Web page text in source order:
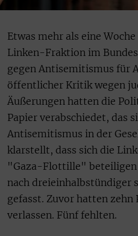
Etwas mehr als eine
Linken-Fraktion im
gegen Antisemitismus für
öffentlicher Kritik wegen
Äußerungen hatten die
Papier verabschiedet, das
Antisemitismus in der
klarstellt, dass sich die
"Gaza-Flottille" beteiligen
nach dreieinhalbstündiger
gefasst. Zuvor hatten zehn
verlassen. Fünf fehlten.